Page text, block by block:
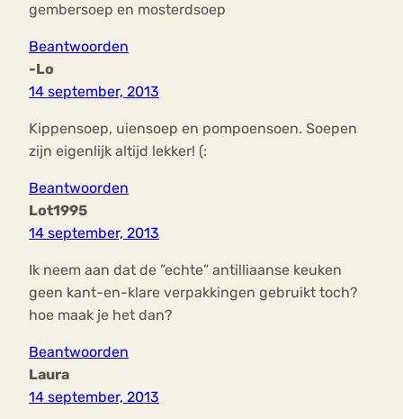
gembersoep en mosterdsoep
Beantwoorden
-Lo
14 september, 2013
Kippensoep, uiensoep en pompoensoen. Soepen
zijn eigenlijk altijd lekker! (:
Beantwoorden
Lot1995
14 september, 2013
Ik neem aan dat de ”echte” antilliaanse keuken
geen kant-en-klare verpakkingen gebruikt toch?
hoe maak je het dan?
Beantwoorden
Laura
14 september, 2013